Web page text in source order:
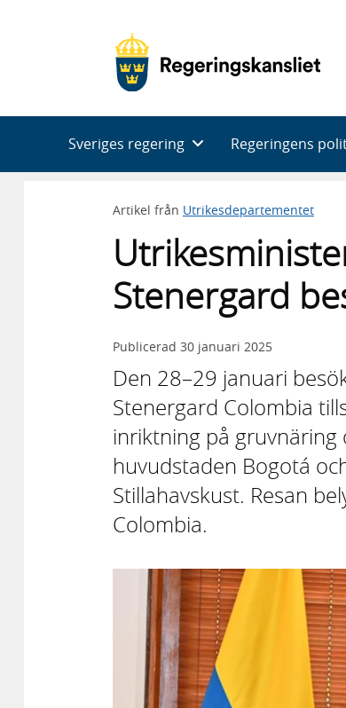
Sveriges regering Regeringens
Artikel från Utrikesdepartementet
Stenergard
Publicerad 30 januari 2025
Den 28–29 januari
Stenergard Colombia
inriktning på gruvnäring
huvudstaden Bogotá
Stillahavskust. Resan
Colombia.